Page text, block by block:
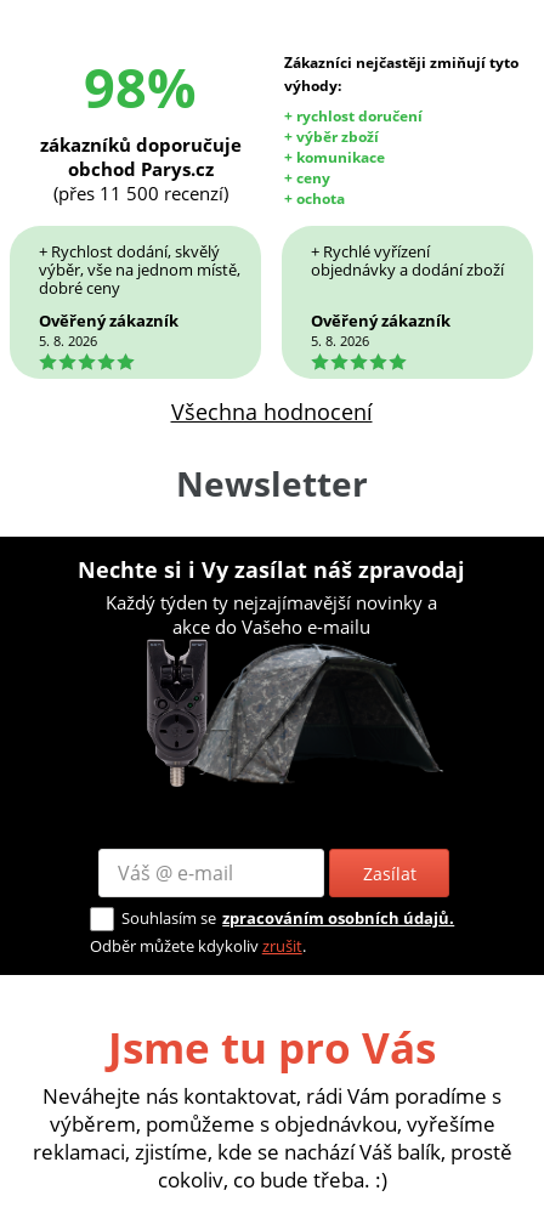
98%
Zákazníci nejčastěji zmiňují tyto
výhody:
+ rychlost doručení
+ výběr zboží
+ komunikace
+ ceny
+ ochota
zákazníků doporučuje
obchod Parys.cz
(přes 11 500 recenzí)
+ Rychlost dodání, skvělý
výběr, vše na jednom místě,
dobré ceny
Ověřený zákazník
5. 8. 2026
5
+ Rychlé vyřízení
objednávky a dodání zboží
Ověřený zákazník
5. 8. 2026
5
Všechna hodnocení
Newsletter
Nechte si i Vy zasílat náš zpravodaj
Každý týden ty nejzajímavější novinky a
akce do Vašeho e-mailu
Zasílat
Souhlasím se zpracováním osobních údajů.
Odběr můžete kdykolivzrušit.
Jsme tu pro Vás
Neváhejte nás kontaktovat, rádi Vám poradíme s
výběrem, pomůžeme s objednávkou, vyřešíme
reklamaci, zjistíme, kde se nachází Váš balík, prostě
cokoliv, co bude třeba. :)